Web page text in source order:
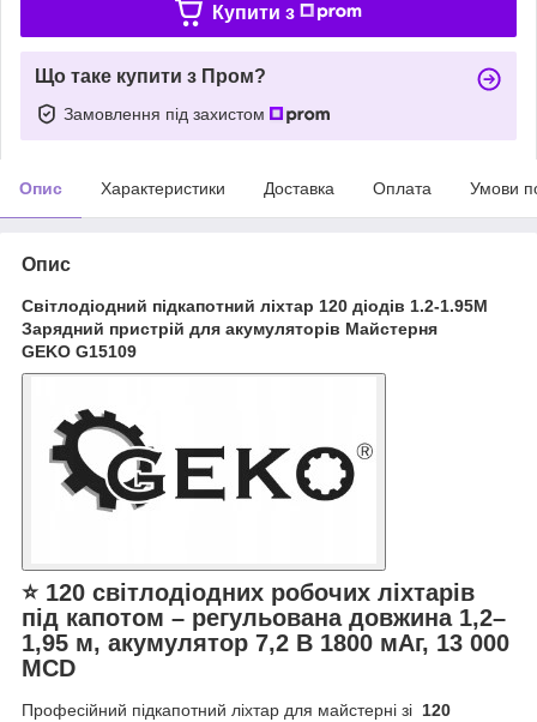
Купити з
Що таке купити з Пром?
Замовлення під захистом
Опис Характеристики Доставка Оплата Умови
Опис
Світлодіодний підкапотний ліхтар 120 діодів 1.2-1.95M
Зарядний пристрій для акумуляторів Майстерня
GEKO G15109
⭐ 120 світлодіодних робочих ліхтарів
під капотом – регульована довжина 1,2–
1,95 м, акумулятор 7,2 В 1800 мАг, 13 000
MCD
Професійний підкапотний ліхтар для майстерні зі 120